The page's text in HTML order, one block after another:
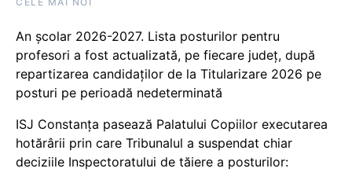
An școlar 2026-2027. Lista posturilor pentru
profesori a fost actualizată, pe fiecare județ, după
repartizarea candidaților de la Titularizare 2026 pe
posturi pe perioadă nedeterminată
ISJ Constanța pasează Palatului Copiilor executarea
hotărârii prin care Tribunalul a suspendat chiar
deciziile Inspectoratului de tăiere a posturilor: